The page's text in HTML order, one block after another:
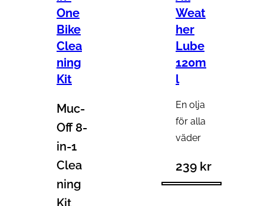
One
Bike
Clea
ning
Kit
Muc-
Off 8-
in-1
Clea
ning
Weat
her
Lube
120m
l
En olja
för alla
väder
239 kr